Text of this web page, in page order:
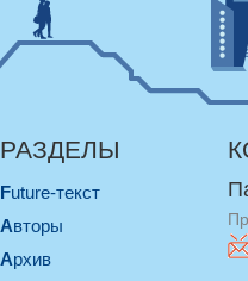
РАЗДЕЛЫ
Future-текст
Авторы
Архив